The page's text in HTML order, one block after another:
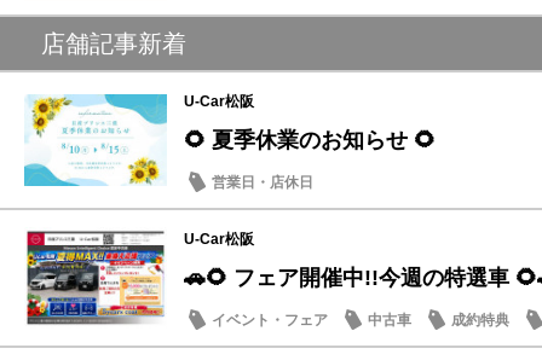
店舗記事新着
U-Car松阪
🌻 夏季休業のお知らせ 🌻
営業日・店休日
U-Car松阪
🚗🌻 フェア開催中!!今週の特選車
イベント・フェア 中古車 成約特典